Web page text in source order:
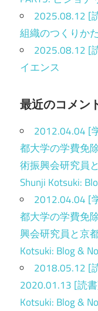
2025.08.12 [
組織のつくりかた
2025.08.12 [
イエンス
最近のコメン
2012.04.04 [
都大学の学費免
術振興会研究員
Shunji Kotsuki:
2012.04.04 [
都大学の学費免
興会研究員と京
Kotsuki: Blog &
2018.05.12 [
2020.01.13 [読
Kotsuki: Blog &